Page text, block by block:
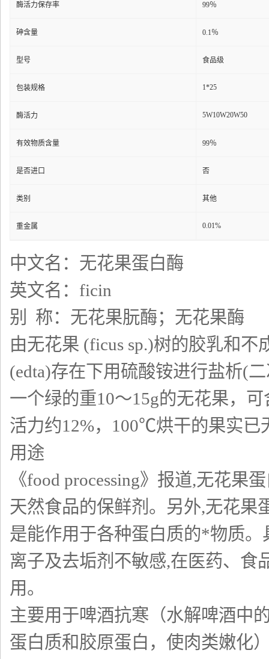
酶活力保存率 99％
砷含量 0.1％
型号 食品级
包装规格 1*25
酶活力 5W10W20W50
有效物质含量 99％
是否进口 否
类别 其他
重金属 0.01%
中文名：无花果蛋白酶
英文名：ficin
别 称：无花果朊酶；无花果酶
由无花果 (ficus sp.)树的胶乳和
(edta)存在下用硫酸铵进行盐析(
一个绿的重10～15g的无花果，
活力约12%，100℃烘干的果实已
用途
《food processing》报道,无花
天然食品的保鲜剂。另外,无花果
是能作用于各种蛋白质的*物质
离子及去垢剂不敏感,在医药、食
用。
主要用于啤酒抗寒（水解啤酒中
蛋白质和胶原蛋白，使肉类嫩化